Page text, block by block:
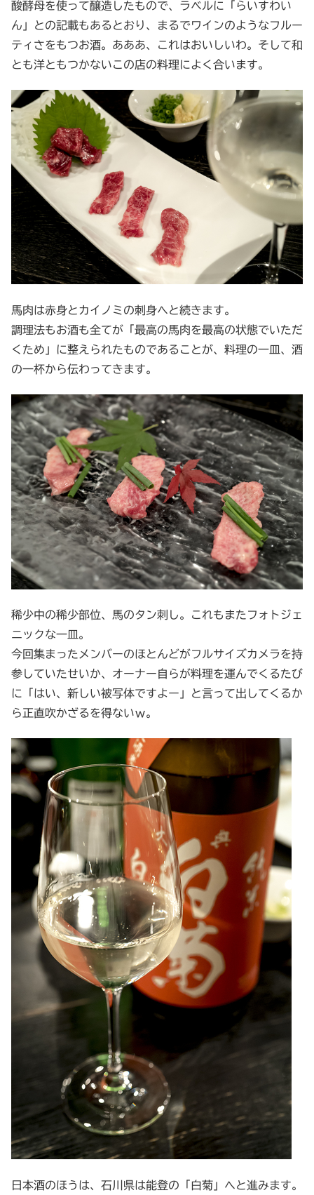
酸酵母を使って醸造したもので、ラベルに「らいすわい
ん」との記載もあるとおり、まるでワインのようなフルー
ティさをもつお酒。あああ、これはおいしいわ。そして和
とも洋ともつかないこの店の料理によく合います。
馬肉は赤身とカイノミの刺身へと続きます。
調理法もお酒も全てが「最高の馬肉を最高の状態でいただ
くため」に整えられたものであることが、料理の一皿、酒
の一杯から伝わってきます。
稀少中の稀少部位、馬のタン刺し。これもまたフォトジェ
ニックな一皿。
今回集まったメンバーのほとんどがフルサイズカメラを持
参していたせいか、オーナー自らが料理を運んでくるたび
に「はい、新しい被写体ですよー」と言って出してくるか
ら正直吹かざるを得ないｗ。
日本酒のほうは、石川県は能登の「白菊」へと進みます。